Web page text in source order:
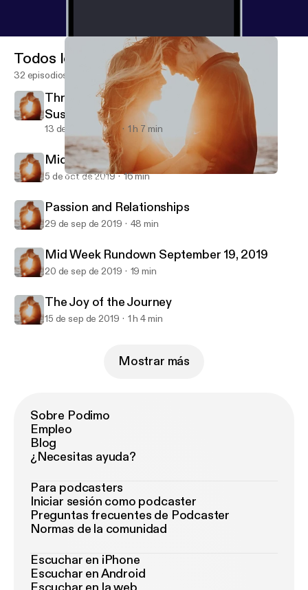
Threesomes, Intercourse, & Orgasms with Susan Bratton
Todos los episodios
32 episodios
Threesomes, Intercourse, & Orgasms with
Susan Bratton
13 de oct de 2019 1 h 7 min
Midweek Rundown Oct 4, 2019
5 de oct de 2019 16 min
Passion and Relationships
29 de sep de 2019 48 min
Mid Week Rundown September 19, 2019
20 de sep de 2019 19 min
The Joy of the Journey
15 de sep de 2019 1 h 4 min
Mostrar más
Sobre Podimo
Empleo
Blog
¿Necesitas ayuda?
Para podcasters
Iniciar sesión como podcaster
Preguntas frecuentes de Podcaster
Normas de la comunidad
Escuchar en iPhone
Escuchar en Android